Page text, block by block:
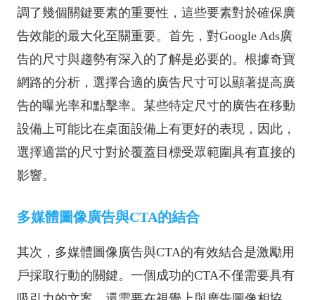
調了幾個關鍵要素的重要性，這些要素對於確保廣
告效能的最大化至關重要。首先，對Google Ads廣
告的尺寸與趨勢有深入的了解是必要的。根據奇寶
網路的分析，選擇合適的廣告尺寸可以顯著提高廣
告的曝光率和點擊率。某些特定尺寸的廣告在移動
設備上可能比在桌面設備上有更好的表現，因此，
選擇適當的尺寸對於覆蓋目標受眾範圍具有直接的
影響。
多媒體圖像廣告與CTA的結合
其次，多媒體圖像廣告與CTA的有效結合是激勵用
戶採取行動的關鍵。一個成功的CTA不僅需要具有